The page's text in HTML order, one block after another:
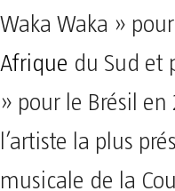
Waka Waka »
Afrique du Sud et
» pour le Brésil en
l’artiste la plus
musicale de la